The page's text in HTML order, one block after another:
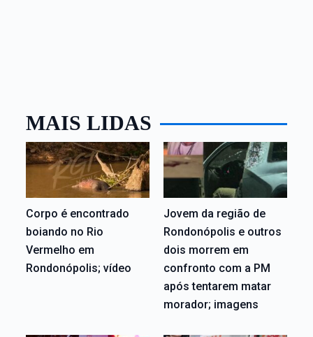
MAIS LIDAS
Corpo é encontrado
boiando no Rio
Vermelho em
Rondonópolis; vídeo
Jovem da região de
Rondonópolis e outros
dois morrem em
confronto com a PM
após tentarem matar
morador; imagens